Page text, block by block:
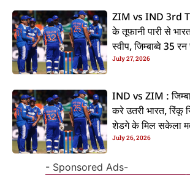
ZIM vs IND 3rd
के तूफानी पारी से
स्वीप, जिम्बाब्वे 35
July 27, 2026
IND vs ZIM :
करे उतरी भारत, रिंकू
शेडगे के मिल सकेला
July 26, 2026
- Sponsored Ads-